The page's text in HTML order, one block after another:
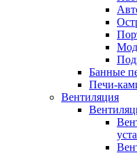
Банные
Печи-
Вентиляция